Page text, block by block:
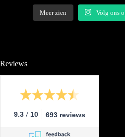
Meer zien Volg ons
Reviews
9.3 / 10 693 reviews